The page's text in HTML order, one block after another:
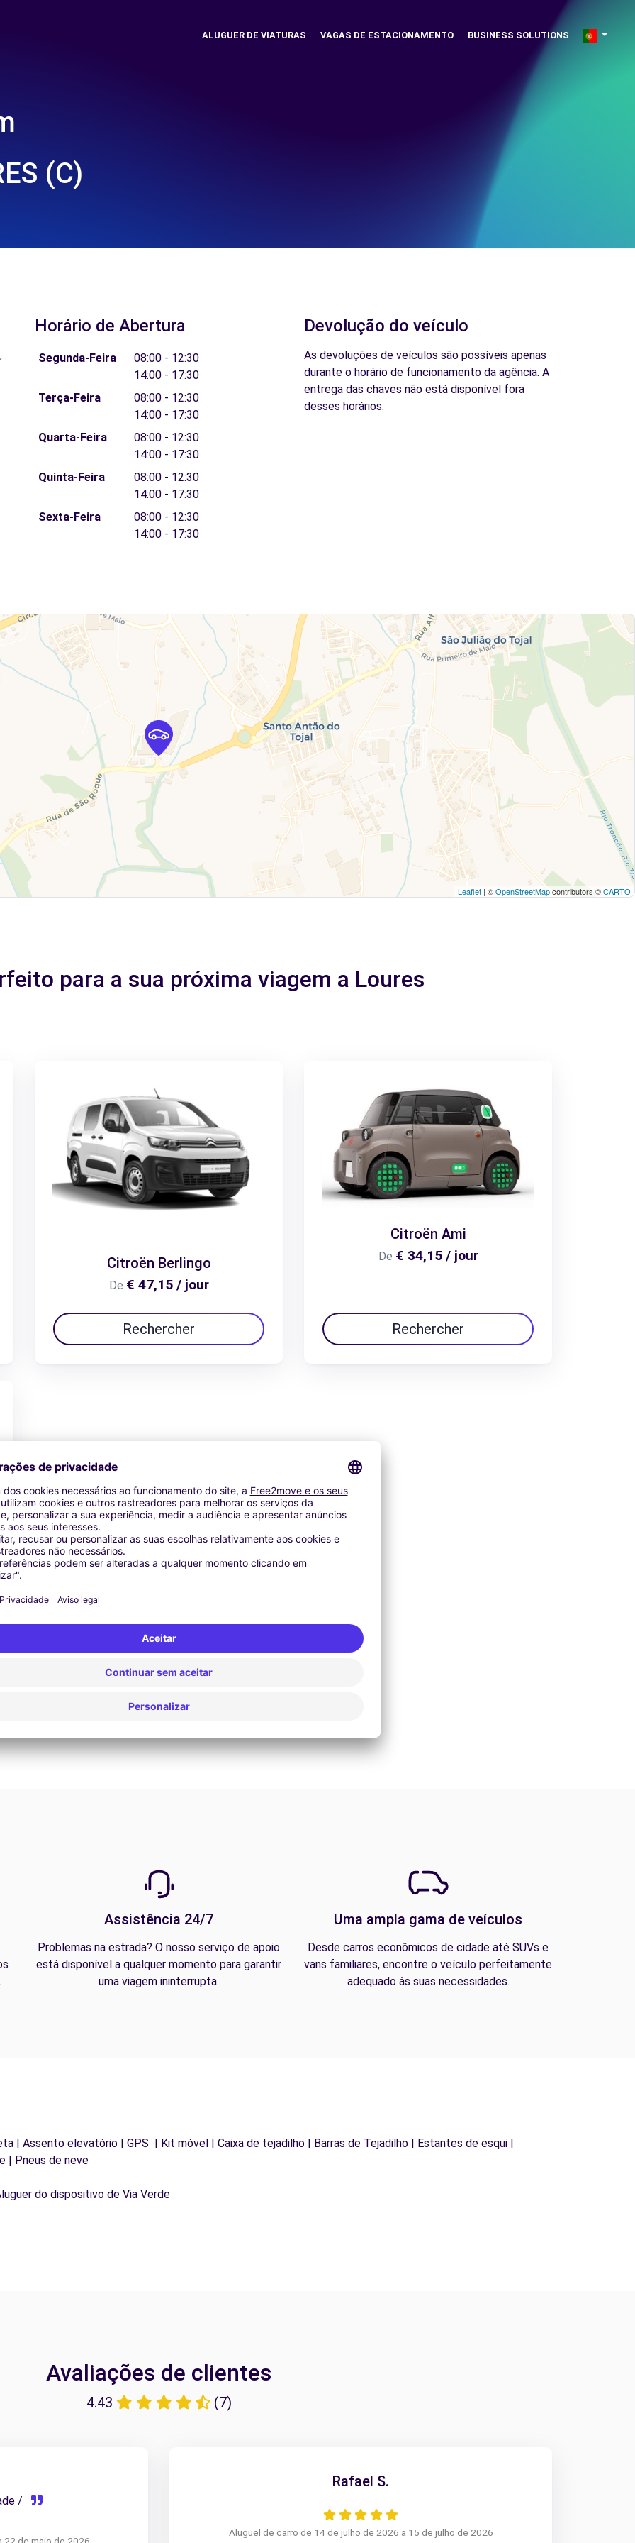
ALUGUER DE VIATURAS VAGAS DE ESTACIONAMENTO BUSINESS SOLUTIONS
(C)
Horário de Abertura
Segunda-Feira
08:00 - 12:30
14:00 - 17:30
Terça-Feira
08:00 - 12:30
14:00 - 17:30
Quarta-Feira
08:00 - 12:30
14:00 - 17:30
Quinta-Feira
08:00 - 12:30
14:00 - 17:30
Sexta-Feira
08:00 - 12:30
14:00 - 17:30
Devolução do veículo
As devoluções de veículos são possíveis apenas
durante o horário de funcionamento da agência. A
entrega das chaves não está disponível fora
desses horários.
Leaflet | ©OpenStreetMapcontributors ©CARTO
para a sua próxima viagem a Loures
Citroën Berlingo
De € 47,15 / jour
Rechercher
Citroën Ami
De € 34,15 / jour
Rechercher
Ver oferta
Assistência 24/7
Problemas na estrada? O nosso serviço de apoio
está disponível a qualquer momento para garantir
uma viagem ininterrupta.
Uma ampla gama de veículos
Desde carros econômicos de cidade até SUVs e
vans familiares, encontre o veículo perfeitamente
adequado às suas necessidades.
| Assento elevatório | GPS | Kit móvel | Caixa de tejadilho | Barras de Tejadilho | Estantes de esqui |
| Pneus de neve
do dispositivo de Via Verde
Avaliações de clientes
4.43 (7)
/
Rafael S.
Aluguel de carro de 14 de julho de 2026 a 15 de julho de 2026